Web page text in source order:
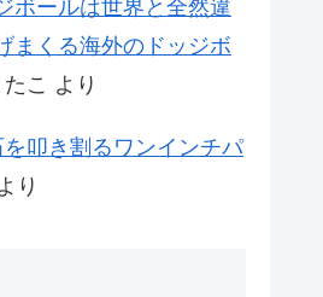
ボールは世界と全然違
まくる海外のドッジボ
たこ より
叩き割るワンインチパ
り